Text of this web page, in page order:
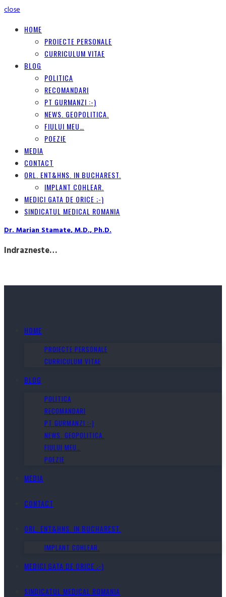
close
HOME
PROIECTE PERSONALE
CURRICULUM VITAE
BLOG
POLITICA
RECOMANDARI
PT GURMANZI :-)
NEWS. GEOPOLITICA.
FIULUI MEU…
POEZIE
MEDIA
CONTACT
ORL. ENT&HNS. IN BUCHAREST.
IMPLANT COHLEAR.
MEDICI GATA DE ORICE ;-)
SINDICATUL MEDICAL ROMANIA
Dr. Marian Stamate, M.D., Ph.D.
Indrazneste…
HOME
PROIECTE PERSONALE
CURRICULUM VITAE
BLOG
POLITICA
RECOMANDARI
PT GURMANZI :-)
NEWS. GEOPOLITICA.
FIULUI MEU…
POEZIE
MEDIA
CONTACT
ORL. ENT&HNS. IN BUCHAREST.
IMPLANT COHLEAR.
MEDICI GATA DE ORICE ;-)
SINDICATUL MEDICAL ROMANIA